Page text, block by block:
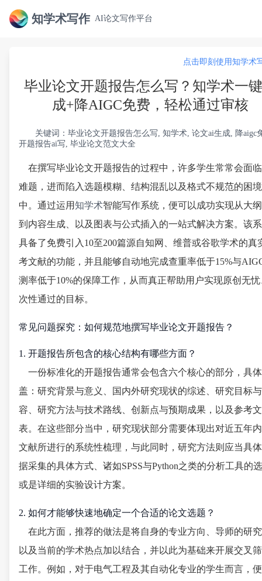
知学术写作 AI论文写作平台
点击即刻使用知学术
毕业论文开题报告怎么写？知学术一
成+降AIGC免费，轻松通过审核
关键词：毕业论文开题报告怎么写, 知学术, 论文ai生成, 降aigc
开题报告ai写, 毕业论文范文大全
在撰写毕业论文开题报告的过程中，许多学生常常会面
难题，进而陷入选题模糊、结构混乱以及格式不规范的困
中。通过运用知学术智能写作系统，便可以成功实现从大
到内容生成、以及图表与公式插入的一站式解决方案。该
具备了免费引入10至200篇源自知网、维普或谷歌学术的真
考文献的功能，并且能够自动地完成查重率低于15%与
测率低于10%的保障工作，从而真正帮助用户实现原创无
次性通过的目标。
常见问题探究：如何规范地撰写毕业论文开题报告？
1. 开题报告所包含的核心结构有哪些方面？
一份标准化的开题报告通常会包含六个核心的部分，具
盖：研究背景与意义、国内外研究现状的综述、研究目标
容、研究方法与技术路线、创新点与预期成果，以及参考
表。在这些部分当中，研究现状部分需要体现出对近五年
文献所进行的系统性梳理，与此同时，研究方法则应当具
据采集的具体方式、诸如SPSS与Python之类的分析工具的
或是详细的实验设计方案。
2. 如何才能够快速地确定一个合适的论文选题？
在此方面，推荐的做法是将自身的专业方向、导师的研
以及当前的学术热点加以结合，并以此为基础来开展交叉
工作。例如，对于电气工程及其自动化专业的学生而言，